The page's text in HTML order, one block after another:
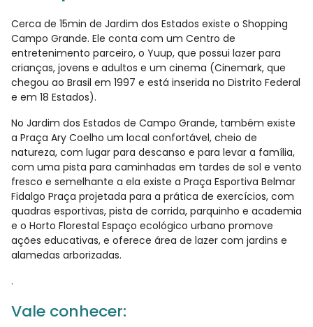
Cerca de 15min de Jardim dos Estados existe o Shopping
Campo Grande. Ele conta com um Centro de
entretenimento parceiro, o Yuup, que possui lazer para
crianças, jovens e adultos e um cinema (Cinemark, que
chegou ao Brasil em 1997 e está inserida no Distrito Federal
e em 18 Estados).
No Jardim dos Estados de Campo Grande, também existe
a Praça Ary Coelho um local confortável, cheio de
natureza, com lugar para descanso e para levar a família,
com uma pista para caminhadas em tardes de sol e vento
fresco e semelhante a ela existe a Praça Esportiva Belmar
Fidalgo Praça projetada para a prática de exercícios, com
quadras esportivas, pista de corrida, parquinho e academia
e o Horto Florestal Espaço ecológico urbano promove
ações educativas, e oferece área de lazer com jardins e
alamedas arborizadas.
.
Vale conhecer: